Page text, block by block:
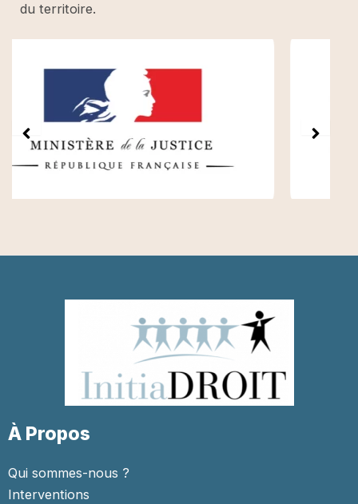
du territoire.
À Propos
Qui sommes-nous ?
Interventions